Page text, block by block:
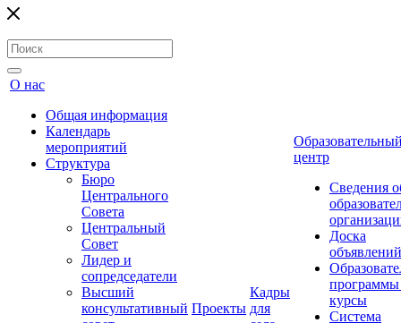
О нас
Общая информация
Календарь
мероприятий
Структура
Бюро
Центрального
Совета
Центральный
Совет
Лидер и
сопредседатели
Высший
консультативный Проекты
Кадры
для
центр
Сведения
Доска
объявлений
курсы
Система